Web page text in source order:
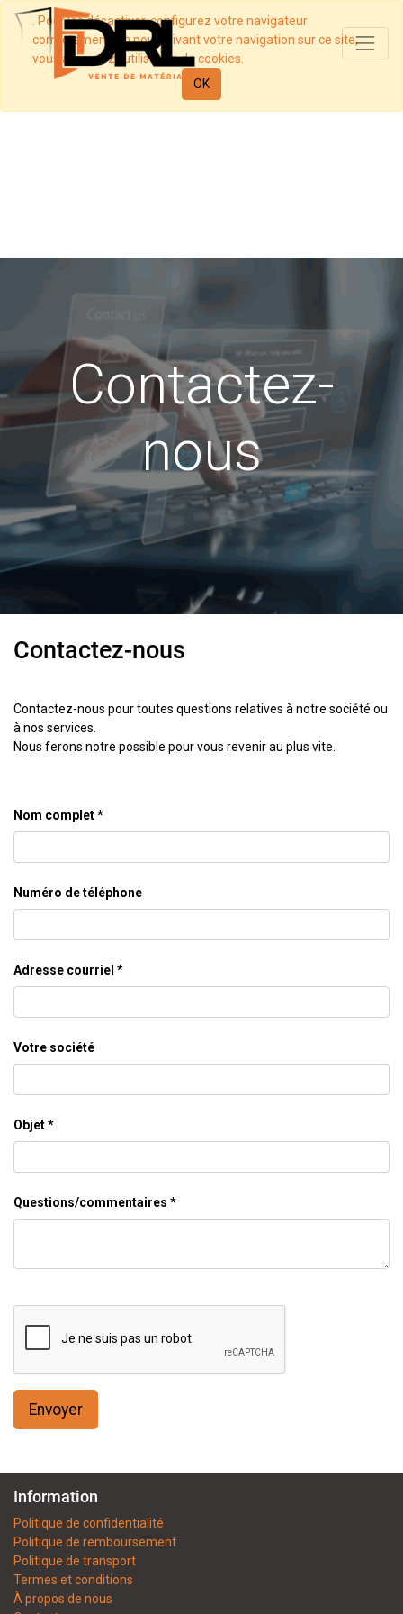
. Pour les désactiver, configurez votre navigateur
correctement. En poursuivant votre navigation sur ce site,
vous acceptez l’utilisation de cookies.
OK
Contactez-
nous
Contactez-nous
Contactez-nous pour toutes questions relatives à notre société ou
à nos services.
Nous ferons notre possible pour vous revenir au plus vite.
Nom complet
Numéro de téléphone
Adresse courriel
Votre société
Objet
Questions/commentaires
Envoyer
Information
Politique de confidentialité
Politique de remboursement
Politique de transport
Termes et conditions
À propos de nous